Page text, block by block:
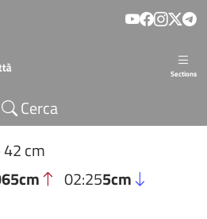
Sections
Cerca
cm
65cm 02:255cm